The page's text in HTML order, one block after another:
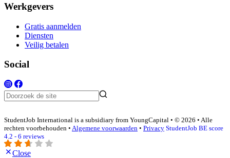
Werkgevers
Gratis aanmelden
Diensten
Veilig betalen
Social
StudentJob International is a subsidiary from YoungCapital • © 2026 • Alle
rechten voorbehouden • Algemene voorwaarden • Privacy StudentJob BE score
4.2 - 6 reviews
Close